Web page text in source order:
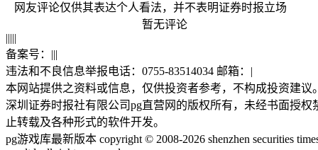
网友评论仅供其表达个人看法，并不表明证券时报立场
暂无评论
|||||
备案号： |||
违法和不良信息举报电话：0755-83514034 邮箱： |
本网站提供之资料或信息，仅供投资者参考，不构成投资建议
深圳证券时报社有限公司pg直营网的版权所有，未经书面授权
止转载及各种形式的软件开发。
pg游戏库最新版本 copyright © 2008-2026 shenzhen securities